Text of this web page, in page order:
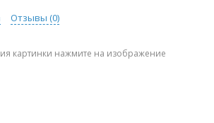
Отзывы (0)
картинки нажмите на изображение